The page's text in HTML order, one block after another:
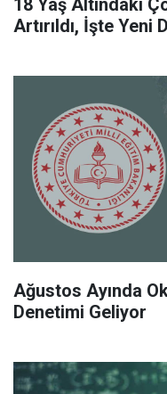
18 Yaş Altındaki
Artırıldı, İşte Yeni
Ağustos Ayında
Denetimi Geliyor